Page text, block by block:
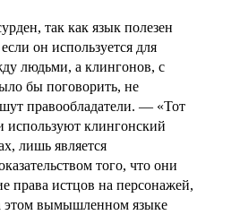
так как язык полезен
он используется для
людьми, а клингонов, с
бы поговорить, не
правообладатели. — «Тот
используют клингонский
лишь является
того, что они
права истцов на персонажей,
этом вымышленном языке